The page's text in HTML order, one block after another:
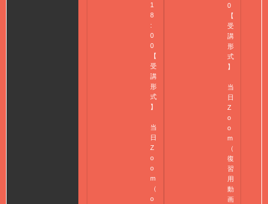
1
8
:
0
0
【
受
講
形
式
】
当
日
Z
o
o
m
（
o
0
【
受
講
形
式
】
当
日
Z
o
o
m
（
復
習
用
動
画